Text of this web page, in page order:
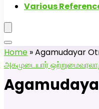
Various
Home »Agamudayar
அகமுடையார் ஒற்றுமை